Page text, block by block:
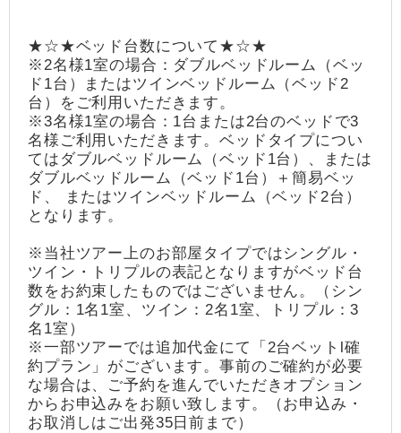
★☆★ベッド台数について★☆★
※2名様1室の場合：ダブルベッドルーム（ベッ
ド1台）またはツインベッドルーム（ベッド2
台）をご利用いただきます。
※3名様1室の場合：1台または2台のベッドで3
名様ご利用いただきます。ベッドタイプについ
てはダブルベッドルーム（ベッド1台）、または
ダブルベッドルーム（ベッド1台）＋簡易ベッ
ド、 またはツインベッドルーム（ベッド2台）
となります。
※当社ツアー上のお部屋タイプではシングル・
ツイン・トリプルの表記となりますがベッド台
数をお約束したものではございません。（シン
グル：1名1室、ツイン：2名1室、トリプル：3
名1室）
※一部ツアーでは追加代金にて「2台ベットl確
約プラン」がございます。事前のご確約が必要
な場合は、ご予約を進んでいただきオプション
からお申込みをお願い致します。（お申込み・
お取消しはご出発35日前まで）